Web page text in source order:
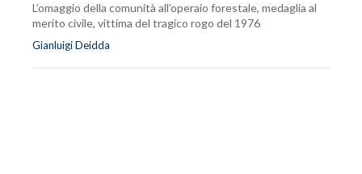
L’omaggio della comunità all’operaio forestale, medaglia al
merito civile, vittima del tragico rogo del 1976
Gianluigi Deidda